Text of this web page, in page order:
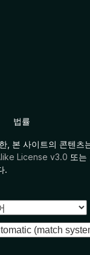
법률
, 본 사이트의 콘텐츠
License v3.0 또는
.